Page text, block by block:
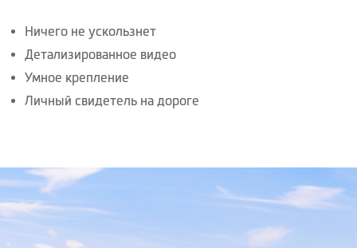
Ничего не ускользнет
Детализированное видео
Умное крепление
Личный свидетель на дороге